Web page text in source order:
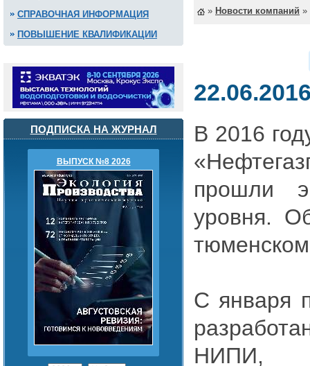
СПРАВОЧНАЯ ИНФОРМАЦИЯ
ПОВЫШЕНИЕ КВАЛИФИКАЦИИ
ПОДПИСКА НА ЖУРНАЛ
ВЫПУСК №8 2026
» Новости компаний »
В 2016
прошли
уровня.
С января